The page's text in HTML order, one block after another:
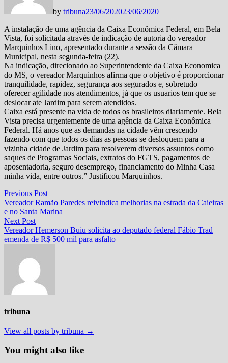
by tribuna23/06/202023/06/2020
A instalação de uma agência da Caixa Econômica Federal, em Bela
Vista, foi solicitada através de indicação de autoria do vereador
Marquinhos Lino, apresentado durante a sessão da Câmara
Municipal, nesta segunda-feira (22).
Na indicação, direcionado ao Superintendente da Caixa Economica
do MS, o vereador Marquinhos afirma que o objetivo é proporcionar
tranquilidade, rapidez, segurança aos segurados e, sobretudo
oferecer agilidade nos atendimentos, já que os usuarios tem que se
deslocar ate Jardim para serem atendidos.
Caixa está presente na vida de todos os brasileiros diariamente. Bela
Vista precisa urgentemente de uma agência da Caixa Econômica
Federal. Há anos que as demandas na cidade vêm crescendo
fazendo com que todos os dias as pessoas se desloquem para a
vizinha cidade de Jardim para resolverem diversos assuntos como
saques de Programas Sociais, extratos do FGTS, pagamentos de
aposentadoria, seguro desemprego, financiamento do Minha Casa
minha vida, entre outros.” Justificou Marquinhos.
Navegação
de
Post
Previous PostPrevious
post:
Vereador Ramão Paredes reivindica melhorias na estrada da Caieiras
e no Santa Marina
Next PostNext
post:
Vereador Hemerson Buiu solicita ao deputado federal Fábio Trad
emenda de R$ 500 mil para asfalto
tribuna
View all posts by tribuna →
You might also like